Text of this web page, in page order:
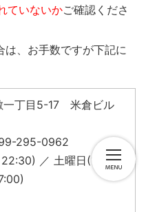
ていないかご確認くださ
は、お手数ですが下記に
一丁目5-17 米倉ビル
295-0962
／ 土曜日(14:00